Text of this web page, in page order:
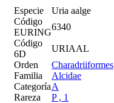
Especie
Uria aalge
Código
EURING
6340
Código
6D
URIAAL
Orden
Charadriiformes
Familia
Alcidae
CategoríaA
Rareza
P , 1